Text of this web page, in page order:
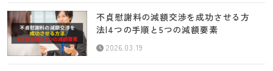
不貞慰謝料の減額交渉を成功させる方
法|4つの手順と5つの減額要素
2026.03.19